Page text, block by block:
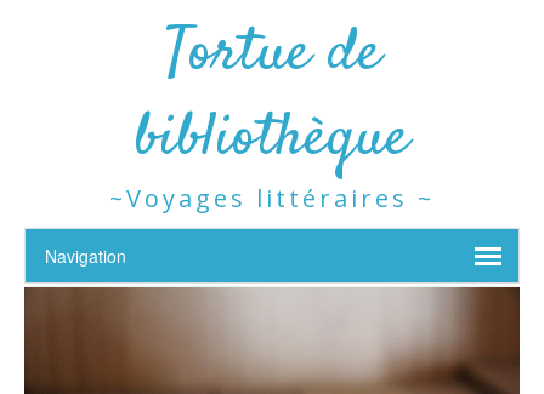
Tortue de
bibliothèque
~Voyages littéraires ~